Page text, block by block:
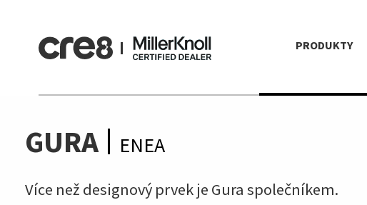
PRODUKTY
GURA ENEA
Více než designový prvek je Gura společníkem.